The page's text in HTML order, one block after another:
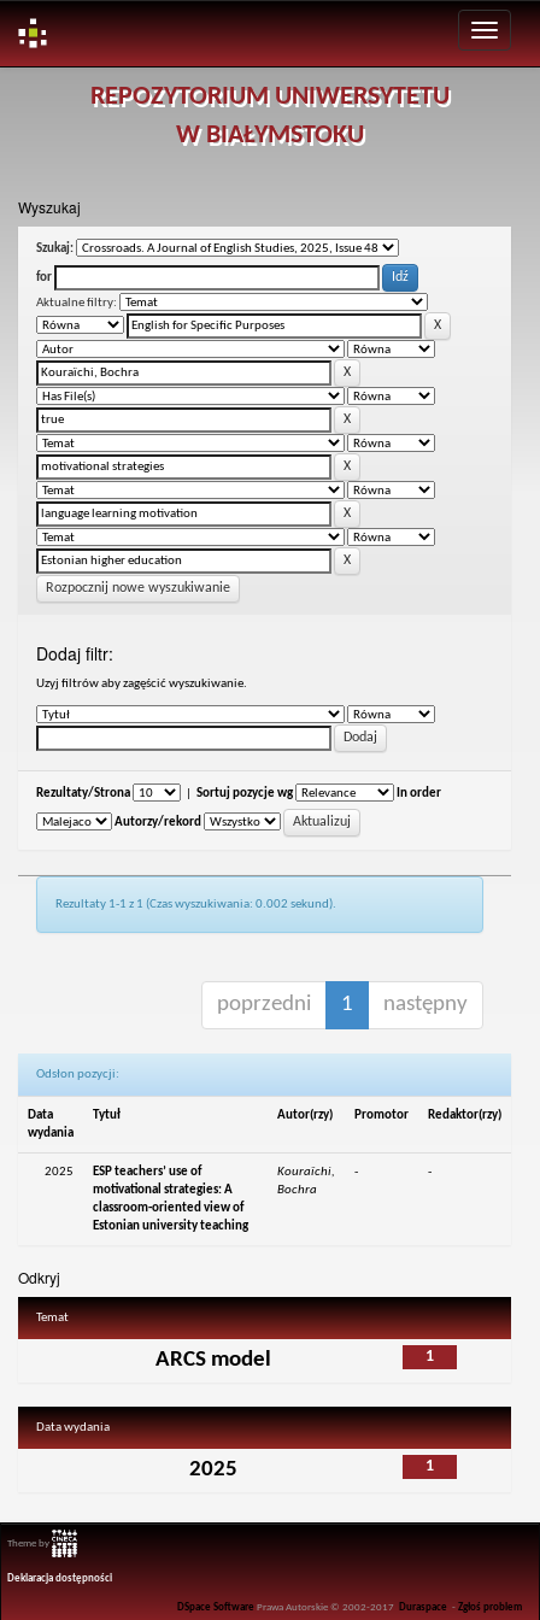
REPOZYTORIUM UNIWERSYTETU
W BIAŁYMSTOKU
Wyszukaj
Szukaj:
for
Aktualne filtry:
Rozpocznij nowe wyszukiwanie
Dodaj filtr:
Uzyj filtrów aby zagęścić wyszukiwanie.
Rezultaty/Strona Sortuj pozycje wg In order
Autorzy/rekord
Rezultaty 1-1 z 1 (Czas wyszukiwania: 0.002 sekund).
poprzedni 1 następny
Odsłon pozycji:
Data
wydania
Tytuł Autor(rzy) Promotor Redaktor(rzy)
2025
ESP teachers’ use of
motivational strategies: A
classroom-oriented view of
Estonian university teaching
Kouraïchi,
Bochra
- -
Odkryj
Temat
1
ARCS model
Data wydania
1
2025
Theme by
Deklaracja dostępności
DSpace Software Prawa Autorskie © 2002-2017 Duraspace -Zgłoś problem